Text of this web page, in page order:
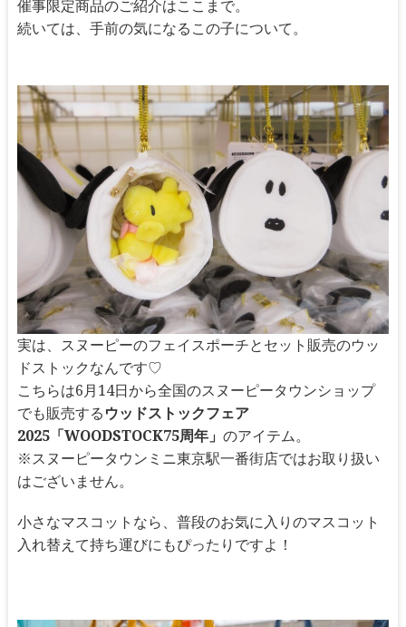
催事限定商品のご紹介はここまで。
続いては、手前の気になるこの子について。
実は、スヌーピーのフェイスポーチとセット販売のウッ
ドストックなんです♡
こちらは6月14日から全国のスヌーピータウンショップ
でも販売する ウッドストックフェア
2025「WOODSTOCK75周年」 のアイテム。
※スヌーピータウンミニ東京駅一番街店ではお取り扱い
はございません。
小さなマスコットなら、普段のお気に入りのマスコット
入れ替えて持ち運びにもぴったりですよ！